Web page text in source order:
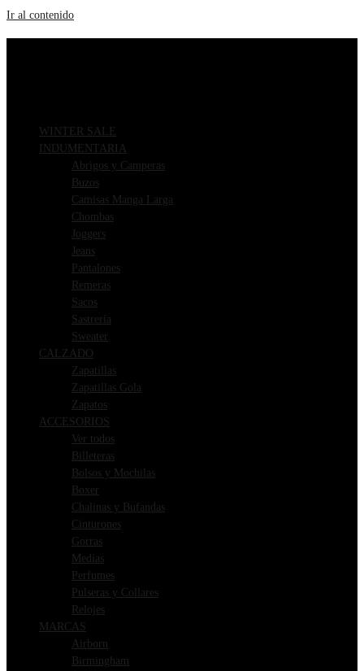
Ir al contenido
WINTER SALE
INDUMENTARIA
Abrigos y Camperas
Buzos
Camisas Manga Larga
Chombas
Joggers
Jeans
Pantalones
Remeras
Sacos
Sastrería
Sweater
CALZADO
Zapatillas
Zapatillas Gola
Zapatos
ACCESORIOS
Ver todos
Billeteras
Bolsos y Mochilas
Boxer
Chalinas y Bufandas
Cinturones
Gorras
Medias
Perfumes
Pulseras y Collares
Relojes
MARCAS
Airborn
Birmingham